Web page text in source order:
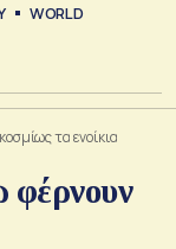
WORLD
τα ενοίκια